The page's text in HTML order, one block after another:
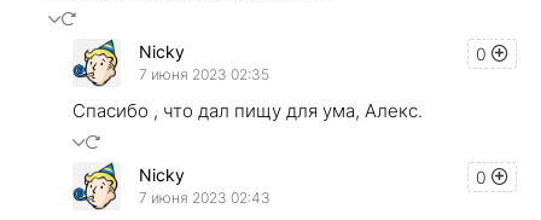
0
Nicky
7 июня 2023 02:35
Спасибо , что дал пищу для ума, Алекс.
0
Nicky
7 июня 2023 02:43